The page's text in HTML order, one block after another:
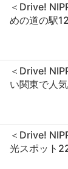
＜Drive!
めの道の駅
＜Drive!
い関東で人
＜Drive!
光スポット